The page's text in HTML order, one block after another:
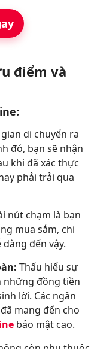
điểm và
di chuyển ra
đó, bạn sẽ nhận
khi đã xác thực
phải trải qua
nút chạm là bạn
mua sắm, chi
đến vậy.
Thấu hiểu sự
những đồng tiền
lời. Các ngân
mang đến cho
bảo mật cao.